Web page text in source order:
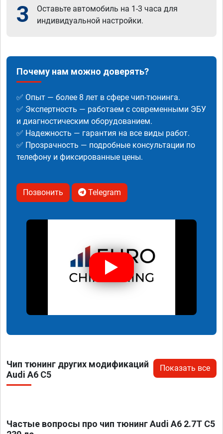
3
Оставьте автомобиль на 1-3 часа для
индивидуальной настройки.
Почему нам можно доверять?
✅ Опыт — более 8 лет в сфере чип-тюнинга.
✅ Экспертность — работаем с современными ЭБУ
и диагностическим оборудованием.
✅ Надежность — гарантия на все виды работ.
✅ Прозрачность — подробные консультации по
телефону и фиксированные цены.
Позвонить Telegram
Чип тюнинг других модификаций
Audi A6 C5
Показать все
Частые вопросы про чип тюнинг Audi A6 2.7T C5